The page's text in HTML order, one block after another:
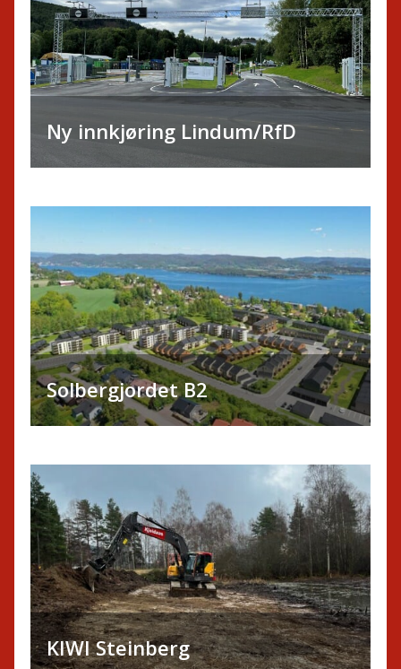
Ny innkjøring Lindum/RfD
Solbergjordet B2
KIWI Steinberg